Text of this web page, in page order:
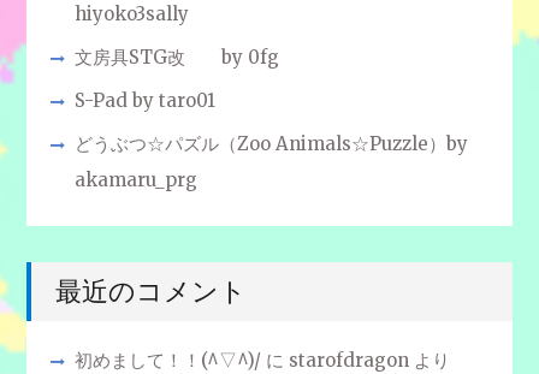
hiyoko3sally
文房具STG改 by 0fg
S-Pad by taro01
どうぶつ☆パズル（Zoo Animals☆Puzzle）by
akamaru_prg
最近のコメント
初めまして！！(^▽^)/に starofdragon より